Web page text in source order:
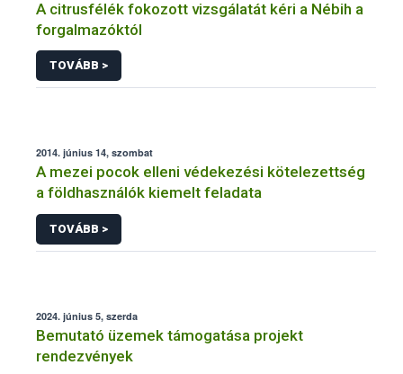
A citrusfélék fokozott vizsgálatát kéri a Nébih a
forgalmazóktól
TOVÁBB >
2014. június 14, szombat
A mezei pocok elleni védekezési kötelezettség
a földhasználók kiemelt feladata
TOVÁBB >
2024. június 5, szerda
Bemutató üzemek támogatása projekt
rendezvények